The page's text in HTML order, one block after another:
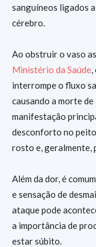
sanguíneos ligados
cérebro.
Ao obstruir o vaso
Ministério da Saúde,
interrompe o fluxo
causando a morte
manifestação
desconforto no
rosto e, geralmente,
Além da dor, é
e sensação de
ataque pode
a importância de
estar súbito.